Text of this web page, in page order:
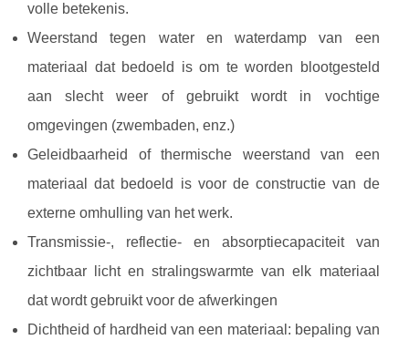
volle betekenis.
Weerstand tegen water en waterdamp van een
materiaal dat bedoeld is om te worden blootgesteld
aan slecht weer of gebruikt wordt in vochtige
omgevingen (zwembaden, enz.)
Geleidbaarheid of thermische weerstand van een
materiaal dat bedoeld is voor de constructie van de
externe omhulling van het werk.
Transmissie-, reflectie- en absorptiecapaciteit van
zichtbaar licht en stralingswarmte van elk materiaal
dat wordt gebruikt voor de afwerkingen
Dichtheid of hardheid van een materiaal: bepaling van